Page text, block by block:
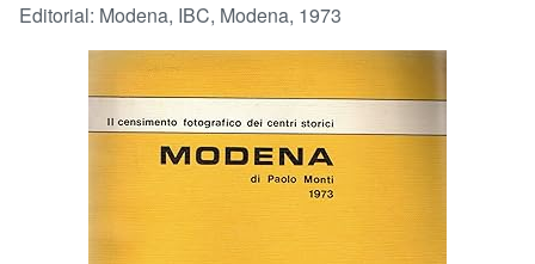
Colecciones
Libros antiguos
Arte y coleccionismo
Vendedores
Editorial: Modena, IBC, Modena, 1973